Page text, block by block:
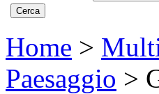
Home >
Paesaggio >